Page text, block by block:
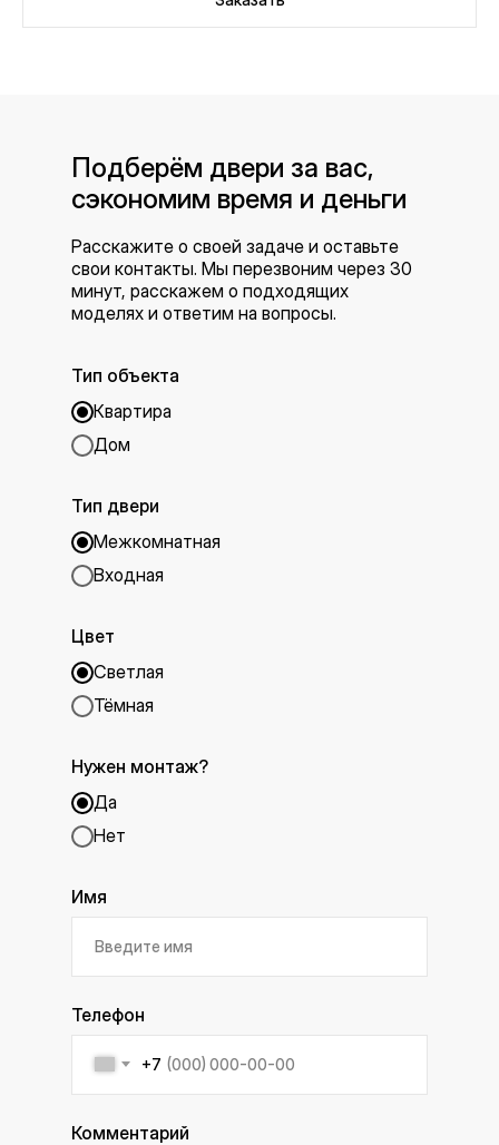
Тип объекта
Квартира
Дом
Тип двери
Межкомнатная
Входная
Цвет
Светлая
Тёмная
Нужен монтаж?
Да
Нет
Имя
Телефон
+7
Комментарий
Расскажите о своей задаче и оставьте
свои контакты. Мы перезвоним через 30
минут, расскажем о подходящих
моделях и ответим на вопросы.
Подберём двери за вас,
сэкономим время и деньги